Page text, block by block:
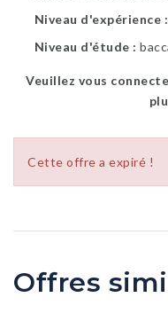
Niveau d'expérience
Niveau d'étude
Veuillez vous
Cette offre a expiré !
Offres